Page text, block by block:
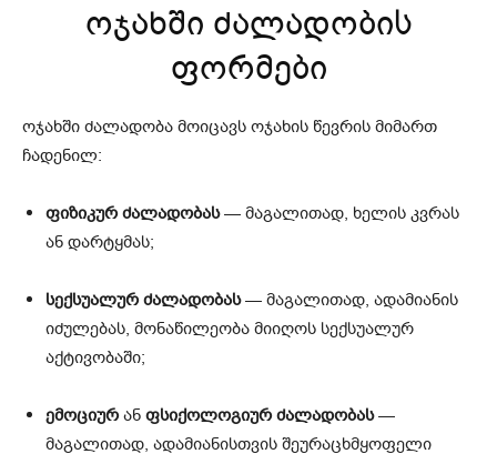
ოჯახში ძალადობის
ფორმები
ოჯახში ძალადობა მოიცავს ოჯახის წევრის მიმართ
ჩადენილ:
ფიზიკურ ძალადობას— მაგალითად, ხელის კვრას
ან დარტყმას;
სექსუალურ ძალადობას— მაგალითად, ადამიანის
იძულებას, მონაწილეობა მიიღოს სექსუალურ
აქტივობაში;
ემოციურან ფსიქოლოგიურ ძალადობას—
მაგალითად, ადამიანისთვის შეურაცხმყოფელი